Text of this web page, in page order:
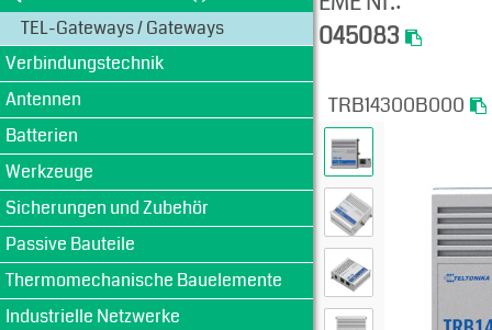
TEL-Gateways / Gateways
Verbindungstechnik
Antennen
Batterien
Werkzeuge
Sicherungen und Zubehör
Passive Bauteile
Thermomechanische Bauelemente
Industrielle Netzwerke
045083
TRB14300B000